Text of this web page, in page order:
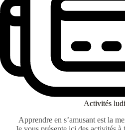
Activités
Apprendre en s’amusant est la